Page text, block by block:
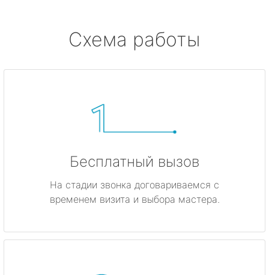
Схема работы
Бесплатный вызов
На стадии звонка договариваемся с
временем визита и выбора мастера.